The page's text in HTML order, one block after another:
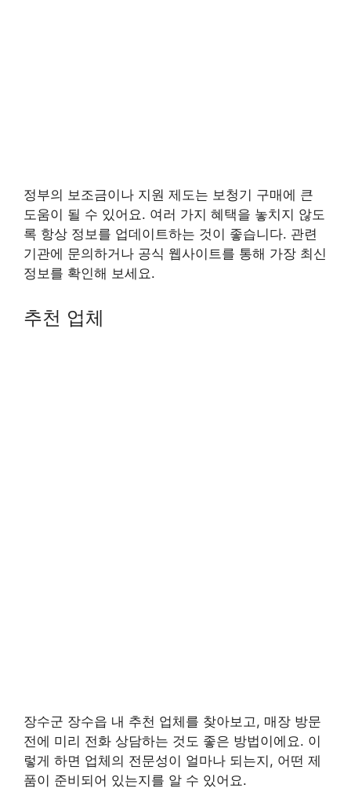
정부의 보조금이나 지원 제도는 보청기 구매에 큰
도움이 될 수 있어요. 여러 가지 혜택을 놓치지 않도
록 항상 정보를 업데이트하는 것이 좋습니다. 관련
기관에 문의하거나 공식 웹사이트를 통해 가장 최신
정보를 확인해 보세요.
추천 업체
장수군 장수읍 내 추천 업체를 찾아보고, 매장 방문
전에 미리 전화 상담하는 것도 좋은 방법이에요. 이
렇게 하면 업체의 전문성이 얼마나 되는지, 어떤 제
품이 준비되어 있는지를 알 수 있어요.